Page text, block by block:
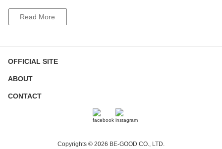
Read More
OFFICIAL SITE
ABOUT
CONTACT
Copyrights © 2026 BE-GOOD CO., LTD.